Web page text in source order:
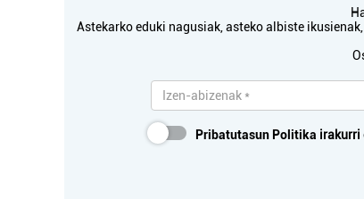
Astekarko eduki nagusiak, asteko albiste
Pribatutasun Politika irakurri